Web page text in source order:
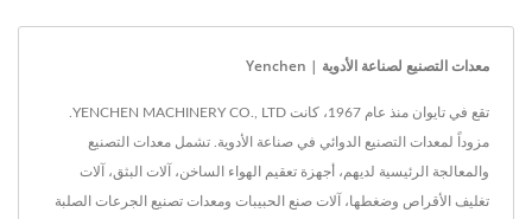
معدات التصنيع لصناعة الأدوية | Yenchen
مزوداً لمعدات التصنيع الدوائي في صناعة الأدوية. تشمل معدات التصنيع
والمعالجة الرئيسية لديهم، أجهزة تعقيم الهواء الساخن، آلات البثق، آلات
تغليف الأقراص وضغطها، آلات صنع الحبيبات ومعدات تصنيع الجرعات الصلبة